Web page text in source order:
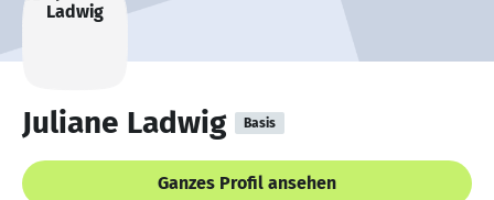
Juliane Ladwig Basis
Ganzes Profil ansehen